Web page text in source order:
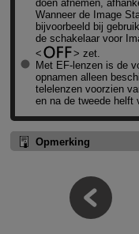
doen afnemen,
Wanneer de Image
bijvoorbeeld bij
de schakelaar voor
zet.
Met EF-lenzen is de
opnamen alleen
telelenzen voorzien
en na de tweede helft
Opmerking